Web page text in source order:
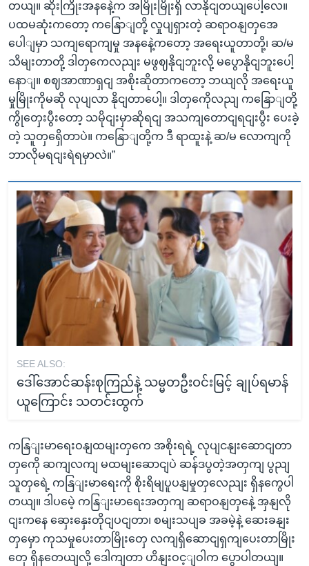
တယျ။ ဆိုးကြိုးအနနေဲ့က အမြိုးမြိုးရှိ လာနိုငျတယျပေါ့လေ။
ပထမဆုံးကတော့ ကနြောျတို့ လှုပျရှားတဲ့ ဆရာဝနျတှအေ
ပေါျမှာ သကျရောကျမှု အနနေဲ့ကတော့ အရေးယူတာတို့၊ ဆ/မ
သိမျးတာတို့ ဒါတှကေလညျး မဖွဈနိုငျဘူးလို့ မပွောနိုငျဘူးပေါ့
နောျ။ စဈအာဏာရှငျ အစိုးဆိုတာကတော့ ဘယျလို အရေးယူ
မှုမြိုးကိုမဆို လုပျလာ နိုငျတာပေါ့။ ဒါတှကေိုလညျ ကနြောျတို့
ကွိုတှေးပွီးတော့ သမိုငျးမှာဆိုရငျ အသကျတောငျရငျးပွီး ပေးခဲ့
တဲ့ သူတှရှေိတာပဲ။ ကနြောျတို့က ဒီ ရာထူးနဲ့ ဆ/မ လောကျကို
ဘာလိုမရငျးရဲရမှာလဲ။”
SEE ALSO:
ဒေါ်အောင်ဆန်းစုကြည်နဲ့ သမ္မတဦးဝင်းမြင့် ချုပ်ရမာန်
ယူကြောင်း သတင်းထွက်
ကနြျးမာရေးဝနျထမျးတှကေ အစိုးရရဲ့ လုပျငနျးဆောငျတာ
တှကေို ဆကျလကျ မထမျးဆောငျပဲ ဆန်ဒပွတဲ့အတှကျ ပွညျ
သူတှရေဲ့ ကနြျးမာရေးကို စိုးရိမျပူပနျမှုတှလေညျး ရှိနကွေပါ
တယျ။ ဒါပမေဲ့ ကနြျးမာရေးအတှကျ ဆရာဝနျတှနေဲ့ အှနျလို
ငျးကနေ ဆှေးနှေးတိုငျပငျတာ၊ စမျးသပျခ အခမဲ့နဲ့ ဆေးခနျး
တှမှော ကုသမှုပေးတာမြိုးတှေ လကျရှိဆောငျရှကျပေးတာမြိုး
တှေ ရှိနတေယျလို့ ဒေါကျတာ ဟိနျးဝင့ျဝါက ပွောပါတယျ။